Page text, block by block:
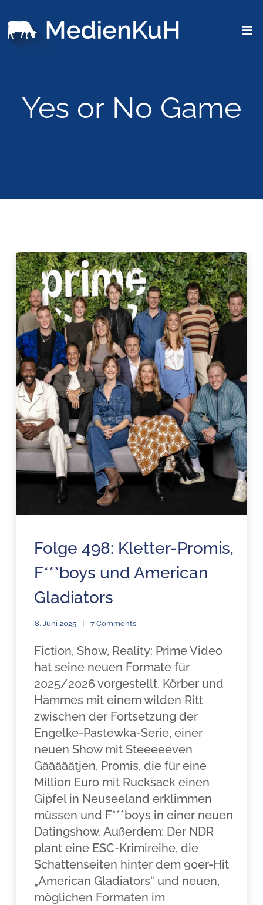
Yes or No Game
Folge 498: Kletter-Promis,
F***boys und American
Gladiators
8. Juni 2025 7 Comments
Fiction, Show, Reality: Prime Video
hat seine neuen Formate für
2025/2026 vorgestellt. Körber und
Hammes mit einem wilden Ritt
zwischen der Fortsetzung der
Engelke-Pastewka-Serie, einer
neuen Show mit Steeeeeven
Gääääätjen, Promis, die für eine
Million Euro mit Rucksack einen
Gipfel in Neuseeland erklimmen
müssen und F***boys in einer neuen
Datingshow. Außerdem: Der NDR
plant eine ESC-Krimireihe, die
Schattenseiten hinter dem 90er-Hit
„American Gladiators“ und neuen,
möglichen Formaten im